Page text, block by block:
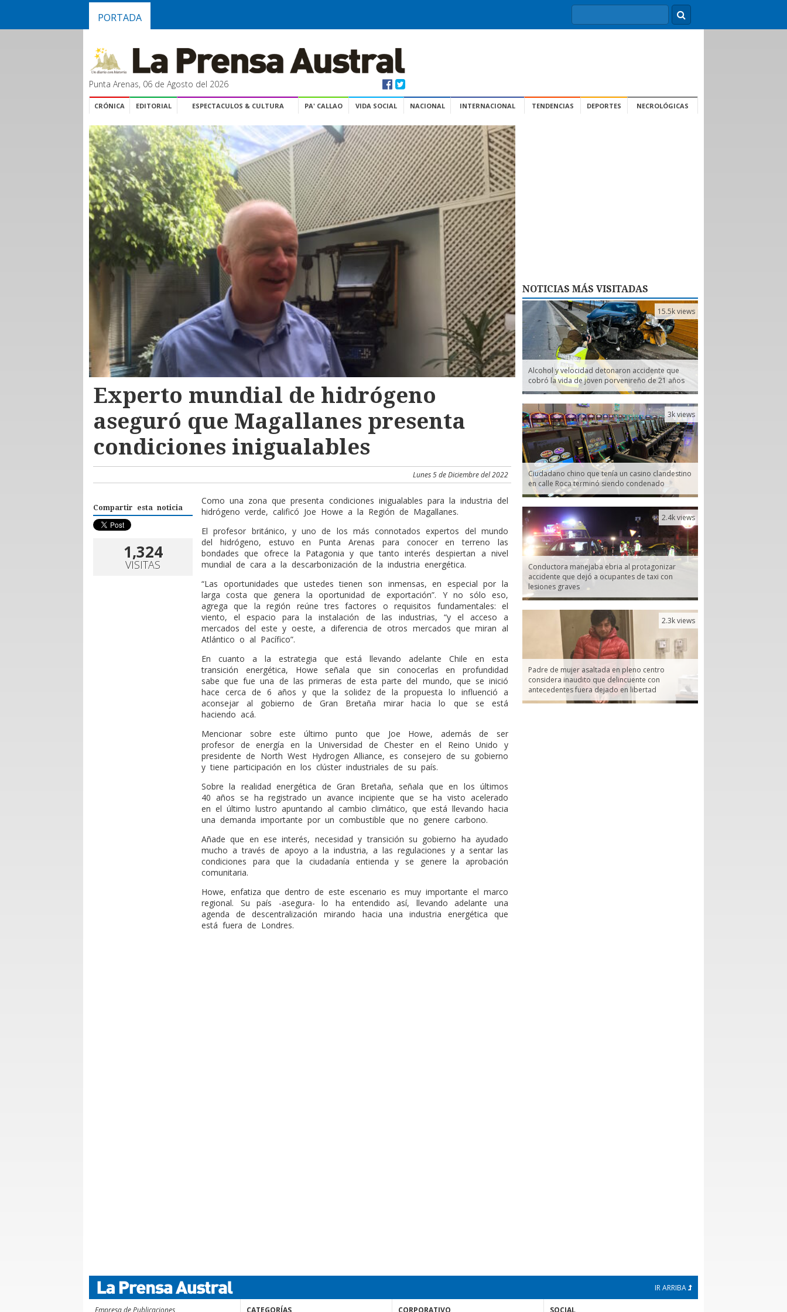
PORTADA
Punta Arenas, 06 de Agosto del 2026
CRÓNICA EDITORIAL ESPECTACULOS & CULTURA PA' CALLAO VIDA SOCIAL NACIONAL INTERNACIONAL TENDENCIAS DEPORTES NECROLÓGICAS
Experto mundial de hidrógeno
aseguró que Magallanes presenta
condiciones inigualables
Lunes 5 de Diciembre del 2022
Compartir esta noticia
1,324
VISITAS
Como una zona que presenta condiciones inigualables para la industria del
hidrógeno verde, calificó Joe Howe a la Región de Magallanes.
El profesor británico, y uno de los más connotados expertos del mundo
del hidrógeno, estuvo en Punta Arenas para conocer en terreno las
bondades que ofrece la Patagonia y que tanto interés despiertan a nivel
mundial de cara a la descarbonización de la industria energética.
“Las oportunidades que ustedes tienen son inmensas, en especial por la
larga costa que genera la oportunidad de exportación”. Y no sólo eso,
agrega que la región reúne tres factores o requisitos fundamentales: el
viento, el espacio para la instalación de las industrias, “y el acceso a
mercados del este y oeste, a diferencia de otros mercados que miran al
Atlántico o al Pacífico”.
En cuanto a la estrategia que está llevando adelante Chile en esta
transición energética, Howe señala que sin conocerlas en profundidad
sabe que fue una de las primeras de esta parte del mundo, que se inició
hace cerca de 6 años y que la solidez de la propuesta lo influenció a
aconsejar al gobierno de Gran Bretaña mirar hacia lo que se está
haciendo acá.
Mencionar sobre este último punto que Joe Howe, además de ser
profesor de energía en la Universidad de Chester en el Reino Unido y
presidente de North West Hydrogen Alliance, es consejero de su gobierno
y tiene participación en los clúster industriales de su país.
Sobre la realidad energética de Gran Bretaña, señala que en los últimos
40 años se ha registrado un avance incipiente que se ha visto acelerado
en el último lustro apuntando al cambio climático, que está llevando hacia
una demanda importante por un combustible que no genere carbono.
Añade que en ese interés, necesidad y transición su gobierno ha ayudado
mucho a través de apoyo a la industria, a las regulaciones y a sentar las
condiciones para que la ciudadanía entienda y se genere la aprobación
comunitaria.
Howe, enfatiza que dentro de este escenario es muy importante el marco
regional. Su país -asegura- lo ha entendido así, llevando adelante una
agenda de descentralización mirando hacia una industria energética que
está fuera de Londres.
NOTICIAS MÁS VISITADAS
Alcohol y velocidad detonaron accidente que
cobró la vida de joven porvenireño de 21 años
15.5k views
Ciudadano chino que tenía un casino clandestino
en calle Roca terminó siendo condenado
3k views
Conductora manejaba ebria al protagonizar
accidente que dejó a ocupantes de taxi con
lesiones graves
2.4k views
Padre de mujer asaltada en pleno centro
considera inaudito que delincuente con
antecedentes fuera dejado en libertad
2.3k views
IR ARRIBA
Empresa de Publicaciones CATEGORÍAS CORPORATIVO SOCIAL